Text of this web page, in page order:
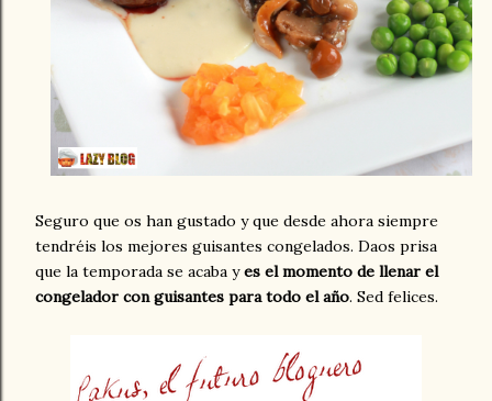
Seguro que os han gustado y que desde ahora siempre
tendréis los mejores guisantes congelados. Daos prisa
que la temporada se acaba yes el momento de llenar el
congelador con guisantes para todo el año. Sed felices.